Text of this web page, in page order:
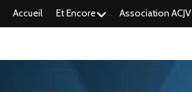
Accueil Et Encore Association ACJV